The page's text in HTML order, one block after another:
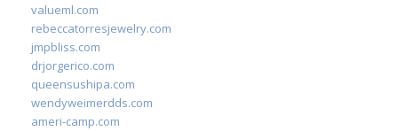
valueml.com
rebeccatorresjewelry.com
jmpbliss.com
drjorgerico.com
queensushipa.com
wendyweimerdds.com
ameri-camp.com